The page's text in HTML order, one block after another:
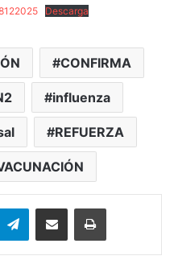
Descarga
CONFIRMA
influenza
REFUERZA
TelegramEnviar vía email Imprimir